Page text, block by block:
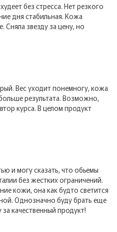
без стресса. Нет резкого
дня стабильная. Кожа
Сняла звезду за цену, но
Вес уходит понемногу, кожа
результата. Возможно,
курса. В целом продукт
и могу сказать, что обьемы
без жестких ограничений.
кожи, она как будто светится
Однозначно буду брать еще
качественный продукт!